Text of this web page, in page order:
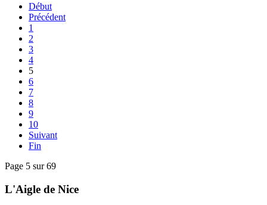
Début
Précédent
1
2
3
4
5
6
7
8
9
10
Suivant
Fin
Page 5 sur 69
L'Aigle de Nice